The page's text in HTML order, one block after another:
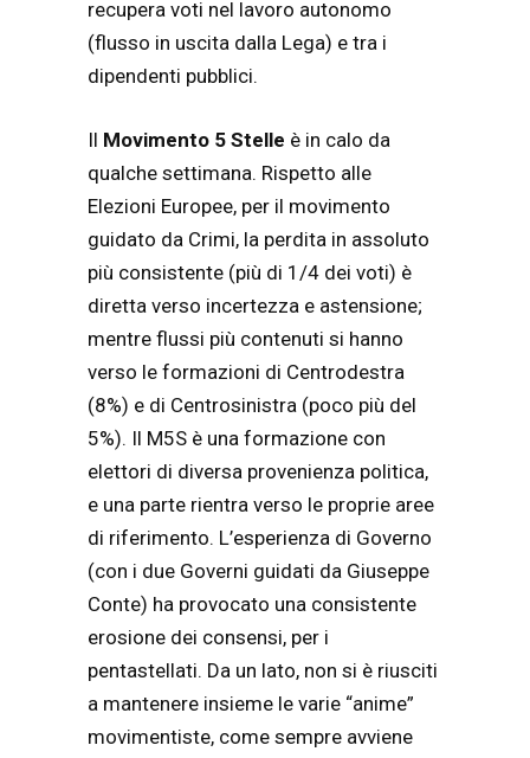
recupera voti nel lavoro autonomo
(flusso in uscita dalla Lega) e tra i
dipendenti pubblici.
Il Movimento 5 Stelle è in calo da
qualche settimana. Rispetto alle
Elezioni Europee, per il movimento
guidato da Crimi, la perdita in assoluto
più consistente (più di 1/4 dei voti) è
diretta verso incertezza e astensione;
mentre flussi più contenuti si hanno
verso le formazioni di Centrodestra
(8%) e di Centrosinistra (poco più del
5%). Il M5S è una formazione con
elettori di diversa provenienza politica,
e una parte rientra verso le proprie aree
di riferimento. L’esperienza di Governo
(con i due Governi guidati da Giuseppe
Conte) ha provocato una consistente
erosione dei consensi, per i
pentastellati. Da un lato, non si è riusciti
a mantenere insieme le varie “anime”
movimentiste, come sempre avviene